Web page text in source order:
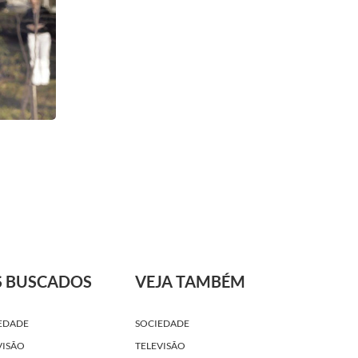
BUSCADOS VEJA TAMBÉM
SOCIEDADE
TELEVISÃO